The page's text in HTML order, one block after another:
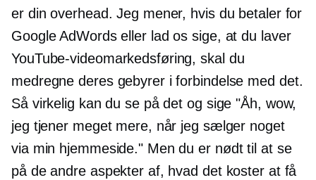
er din overhead. Jeg mener, hvis du betaler for
Google AdWords eller lad os sige, at du laver
YouTube-videomarkedsføring, skal du
medregne deres gebyrer i forbindelse med det.
Så virkelig kan du se på det og sige "Åh, wow,
jeg tjener meget mere, når jeg sælger noget
via min hjemmeside." Men du er nødt til at se
på de andre aspekter af, hvad det koster at få